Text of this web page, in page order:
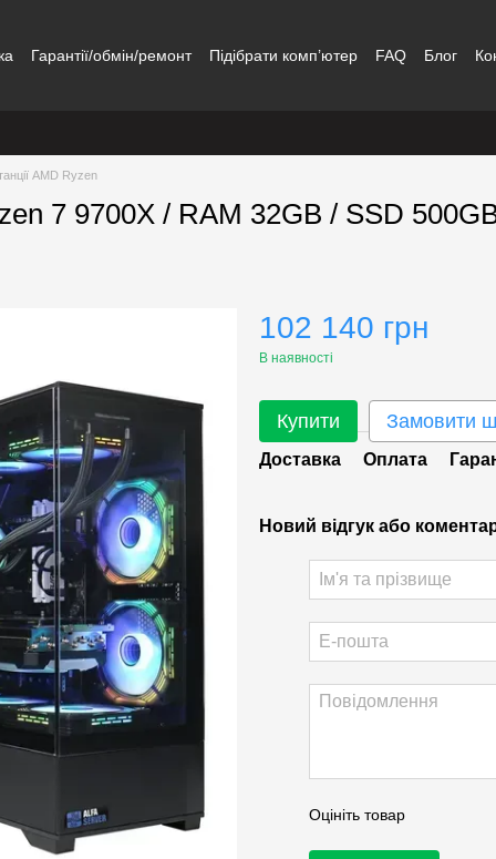
Гарантії/обмін/ремонт Підібрати комп’ютер FAQ Блог
AMD Ryzen
7 9700X / RAM 32GB / SSD
102 140 грн
В наявності
Купити Замовити
Доставка Оплата
Новий відгук або
Оцініть товар